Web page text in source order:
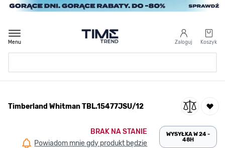
Przejdź do treści
Zaloguj Koszyk
Menu
/ Timberland Whitman TBL.15477JSU/12
Timberland Whitman TBL.15477JSU/12
BRAK NA STANIE
Powiadom mnie gdy produkt będzie
WYSYŁKA W 24 -
48H